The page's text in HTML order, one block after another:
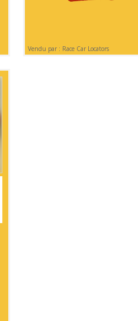
Vendu par : Race Car Locators